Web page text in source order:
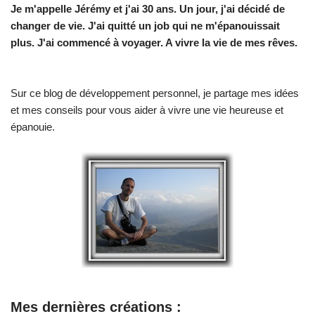
Je m'appelle Jérémy et j'ai 30 ans. Un jour, j'ai décidé de
changer de vie. J'ai quitté un job qui ne m'épanouissait
plus. J'ai commencé à voyager. A vivre la vie de mes rêves.
Sur ce blog de développement personnel, je partage mes idées
et mes conseils pour vous aider à vivre une vie heureuse et
épanouie.
Mes dernières créations :